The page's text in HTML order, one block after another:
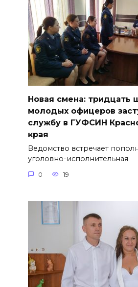
Новая смена: тридцать
молодых офицеров
службу в ГУФСИН
края
Ведомство встречает
уголовно-исполнительная
0 19